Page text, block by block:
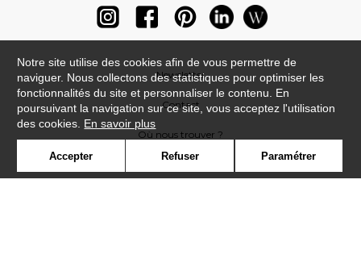
Newsletter
Contact
Où nous trouver ?
Notre site utilise des cookies afin de vous permettre de
naviguer. Nous collectons des statistiques pour optimiser les
fonctionnalités du site et personnaliser le contenu. En
poursuivant la navigation sur ce site, vous acceptez l'utilisation
des cookies. En savoir plus
Accepter Refuser Paramétrer